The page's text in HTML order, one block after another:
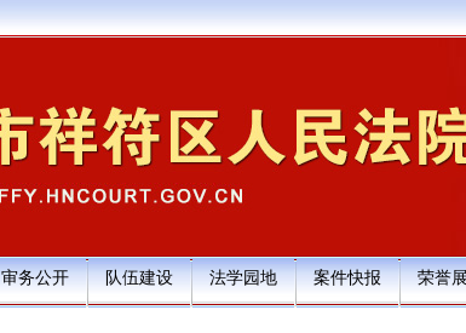
审务公开 队伍建设 法学园地 案件快报 荣誉